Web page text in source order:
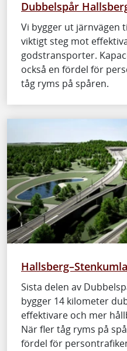
Dubbelspår
Vi bygger ut järnvägen
viktigt steg mot
godstransporter.
också en fördel för
tåg ryms på spåren.
Hallsberg–Stenkumla
Sista delen av
bygger 14 kilometer
effektivare och mer
När fler tåg ryms på
fördel för